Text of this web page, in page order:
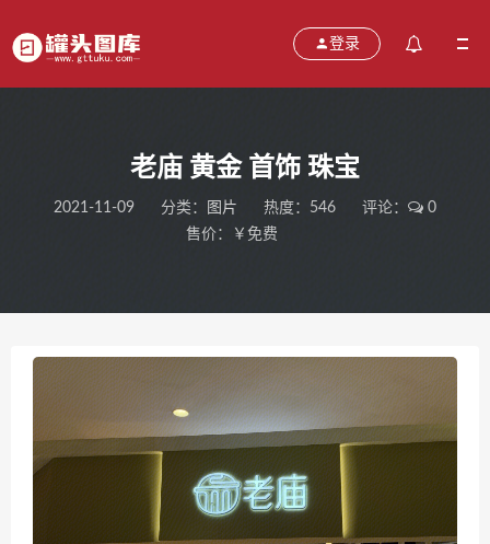
登录
老庙 黄金 首饰 珠宝
2021-11-09 分类： 图片 热度：546 评论：
0
售价：￥免费